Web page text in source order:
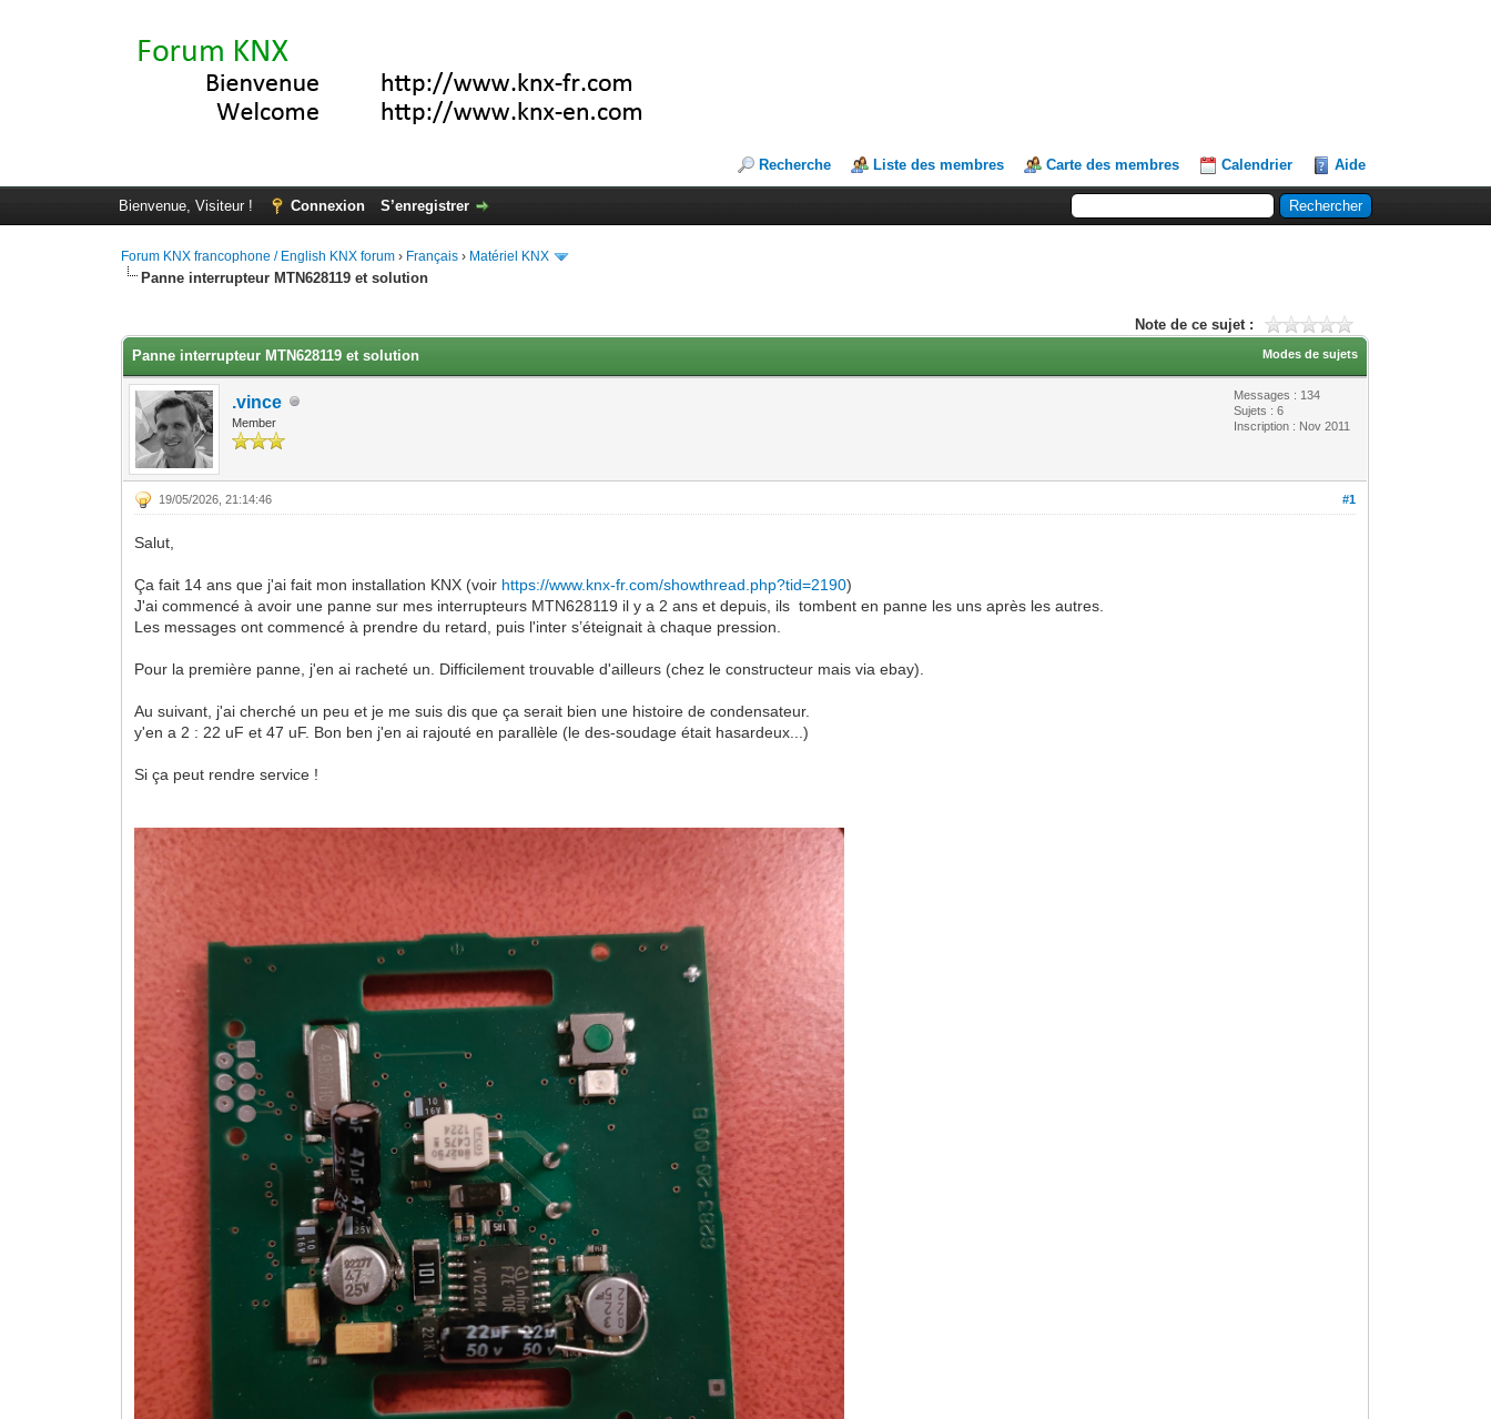
Recherche Liste des membres Carte des membres Calendrier Aide
Bienvenue, Visiteur ! Connexion S’enregistrer
Forum KNX francophone / English KNX forum › Français › Matériel KNX
Panne interrupteur MTN628119 et solution
Note de ce sujet :
Modes de sujets
Panne interrupteur MTN628119 et solution
.vince
Member
Messages : 134
Sujets : 6
Inscription : Nov 2011
#1
19/05/2026, 21:14:46
Salut,
Ça fait 14 ans que j'ai fait mon installation KNX (voir https://www.knx-fr.com/showthread.php?tid=2190)
J'ai commencé à avoir une panne sur mes interrupteurs MTN628119 il y a 2 ans et depuis, ils tombent en panne les uns après les autres.
Les messages ont commencé à prendre du retard, puis l'inter s’éteignait à chaque pression.
Pour la première panne, j'en ai racheté un. Difficilement trouvable d'ailleurs (chez le constructeur mais via ebay).
Au suivant, j'ai cherché un peu et je me suis dis que ça serait bien une histoire de condensateur.
y'en a 2 : 22 uF et 47 uF. Bon ben j'en ai rajouté en parallèle (le des-soudage était hasardeux...)
Si ça peut rendre service !